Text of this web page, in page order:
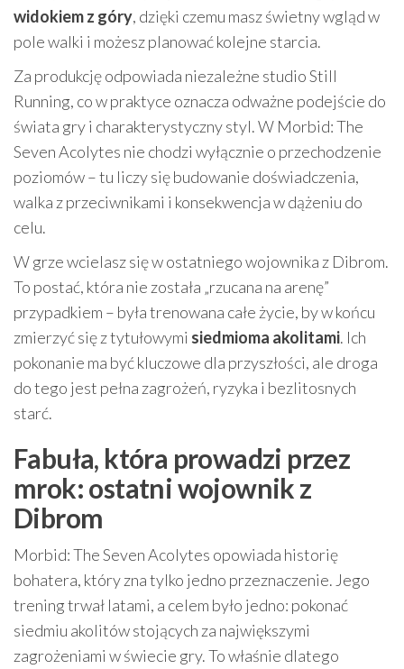
widokiem z góry, dzięki czemu masz świetny wgląd w
pole walki i możesz planować kolejne starcia.
Za produkcję odpowiada niezależne studio Still
Running, co w praktyce oznacza odważne podejście do
świata gry i charakterystyczny styl. W Morbid: The
Seven Acolytes nie chodzi wyłącznie o przechodzenie
poziomów – tu liczy się budowanie doświadczenia,
walka z przeciwnikami i konsekwencja w dążeniu do
celu.
W grze wcielasz się w ostatniego wojownika z Dibrom.
To postać, która nie została „rzucana na arenę”
przypadkiem – była trenowana całe życie, by w końcu
zmierzyć się z tytułowymi siedmioma akolitami. Ich
pokonanie ma być kluczowe dla przyszłości, ale droga
do tego jest pełna zagrożeń, ryzyka i bezlitosnych
starć.
Fabuła, która prowadzi przez
mrok: ostatni wojownik z
Dibrom
Morbid: The Seven Acolytes opowiada historię
bohatera, który zna tylko jedno przeznaczenie. Jego
trening trwał latami, a celem było jedno: pokonać
siedmiu akolitów stojących za największymi
zagrożeniami w świecie gry. To właśnie dlatego